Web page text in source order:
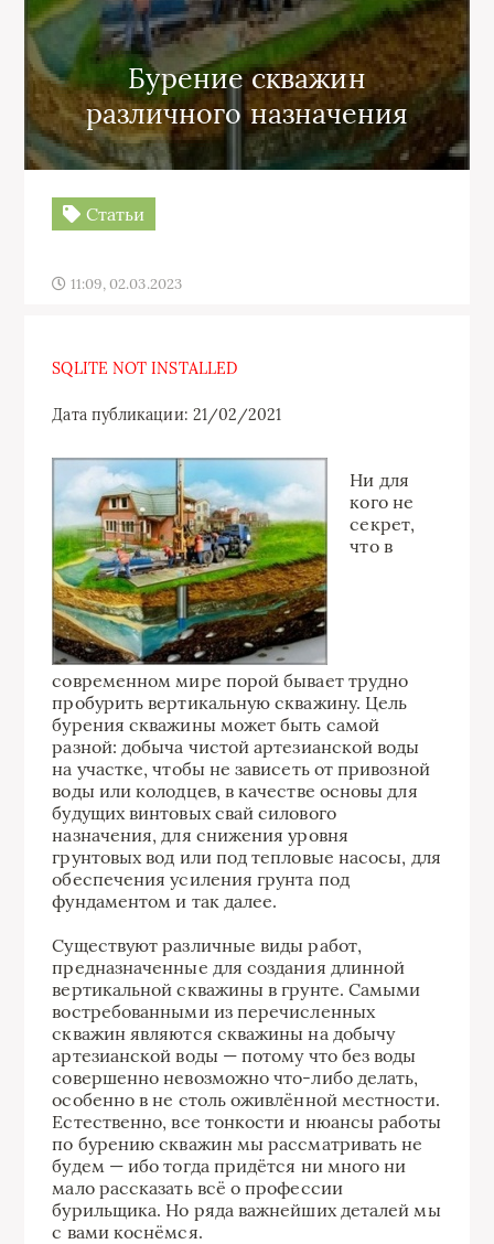
Бурение скважин
различного назначения
Статьи
11:09, 02.03.2023
SQLITE NOT INSTALLED
Дата публикации: 21/02/2021
Ни для
кого не
секрет,
что в
современном мире порой бывает трудно
пробурить вертикальную скважину. Цель
бурения скважины может быть самой
разной: добыча чистой артезианской воды
на участке, чтобы не зависеть от привозной
воды или колодцев, в качестве основы для
будущих винтовых свай силового
назначения, для снижения уровня
грунтовых вод или под тепловые насосы, для
обеспечения усиления грунта под
фундаментом и так далее.
Существуют различные виды работ,
предназначенные для создания длинной
вертикальной скважины в грунте. Самыми
востребованными из перечисленных
скважин являются скважины на добычу
артезианской воды — потому что без воды
совершенно невозможно что-либо делать,
особенно в не столь оживлённой местности.
Естественно, все тонкости и нюансы работы
по бурению скважин мы рассматривать не
будем — ибо тогда придётся ни много ни
мало рассказать всё о профессии
бурильщика. Но ряда важнейших деталей мы
с вами коснёмся.